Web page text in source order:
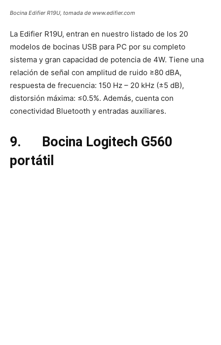
Bocina Edifier R19U, tomada de www.edifier.com
La Edifier R19U, entran en nuestro listado de los 20
modelos de bocinas USB para PC por su completo
sistema y gran capacidad de potencia de 4W. Tiene una
relación de señal con amplitud de ruido ≥80 dBA,
respuesta de frecuencia: 150 Hz – 20 kHz (±5 dB),
distorsión máxima: ≤0.5%. Además, cuenta con
conectividad Bluetooth y entradas auxiliares.
9.
Bocina Logitech G560
portátil